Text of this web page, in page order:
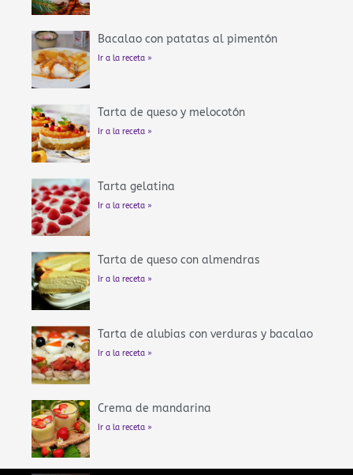
Bacalao con patatas al pimentón
Ir a la receta »
Tarta de queso y melocotón
Ir a la receta »
Tarta gelatina
Ir a la receta »
Tarta de queso con almendras
Ir a la receta »
Tarta de alubias con verduras y bacalao
Ir a la receta »
Crema de mandarina
Ir a la receta »